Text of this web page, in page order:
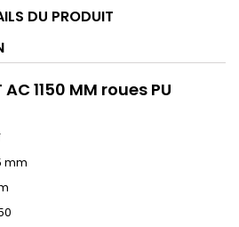
DU PRODUIT
1150 MM roues PU
mm